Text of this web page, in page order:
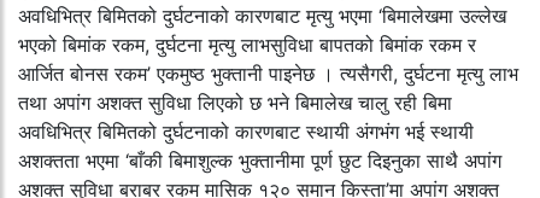
अवधिभित्र बिमितको दुर्घटनाको कारणबाट मृत्यु भएमा ‘बिमालेखमा उल्लेख
भएको बिमांक रकम, दुर्घटना मृत्यु लाभसुविधा बापतको बिमांक रकम र
आर्जित बोनस रकम’ एकमुष्ठ भुक्तानी पाइनेछ । त्यसैगरी, दुर्घटना मृत्यु लाभ
तथा अपांग अशक्त सुविधा लिएको छ भने बिमालेख चालु रही बिमा
अवधिभित्र बिमितको दुर्घटनाको कारणबाट स्थायी अंगभंग भई स्थायी
अशक्तता भएमा ‘बाँकी बिमाशुल्क भुक्तानीमा पूर्ण छुट दिइनुका साथै अपांग
अशक्त सुविधा बराबर रकम मासिक १२० समान किस्ता’मा अपांग अशक्त